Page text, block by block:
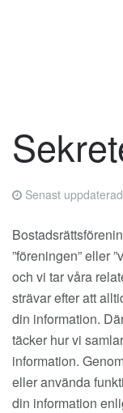
Senast
”föreningen” eller
och vi tar våra
strävar efter att
din information.
täcker hur vi
information.
eller använda
din information